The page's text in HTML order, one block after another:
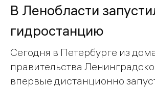
В Ленобласти
гидростанцию
Сегодня в Петербурге из
правительства
впервые дистанционно